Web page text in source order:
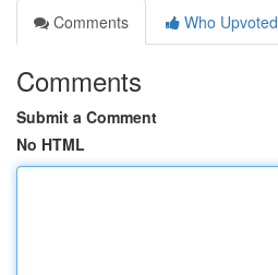
Comments
Who Upvoted
Comments
Submit a Comment
No HTML